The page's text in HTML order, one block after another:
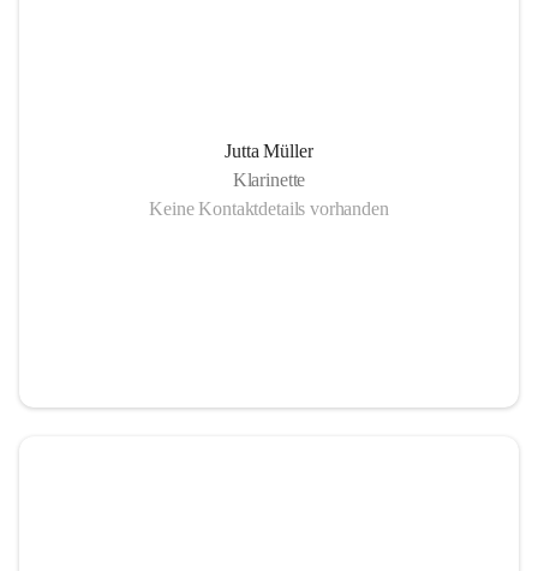
Jutta Müller
Klarinette
Keine Kontaktdetails vorhanden